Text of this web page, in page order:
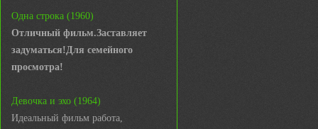
Одна строка (1960)
Отличный фильм.Заставляет
задуматься!Для семейного
просмотра!
Девочка и эхо (1964)
Идеальный фильм работа,